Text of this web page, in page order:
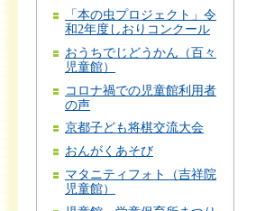
「本の虫プロジェクト」令
和2年度しおりコンクール
おうちでじどうかん（百々
児童館）
コロナ禍での児童館利用者
の声
京都子ども将棋交流大会
おんがくあそび
マタニティフォト（吉祥院
児童館）